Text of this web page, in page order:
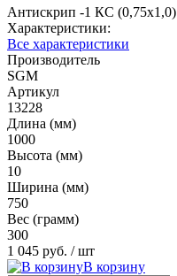
Антискрип -1 КС (0,75х1,0)
Характеристики:
Все характеристики
Производитель
SGM
Артикул
13228
Длина (мм)
1000
Высота (мм)
10
Ширина (мм)
750
Вес (грамм)
300
1 045 руб. / шт
В корзину